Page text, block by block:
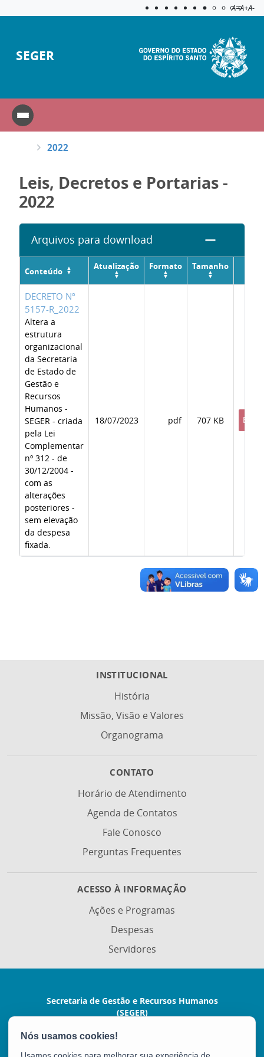
Aplicar
A=A+A-
SEGER
2022
Leis, Decretos e Portarias -
2022
Arquivos para download
Conteúdo Atualização Formato Tamanho
DECRETO Nº
5157-R_2022
Altera a
estrutura
organizacional
da Secretaria
de Estado de
Gestão e
Recursos
Humanos -
SEGER - criada
pela Lei
Complementar
nº 312 - de
30/12/2004 -
com as
alterações
posteriores -
sem elevação
da despesa
fixada.
18/07/2023 pdf 707 KB
INSTITUCIONAL
História
Missão, Visão e Valores
Organograma
CONTATO
Horário de Atendimento
Agenda de Contatos
Fale Conosco
Perguntas Frequentes
ACESSO À INFORMAÇÃO
Ações e Programas
Despesas
Servidores
Secretaria de Gestão e Recursos Humanos
(SEGER)
Avenida Vitória, nº 2703 - Horto